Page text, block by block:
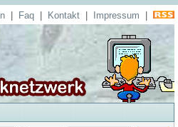
Faq Kontakt Impressum